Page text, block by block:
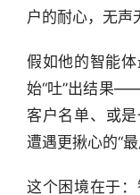
户的耐心，无声
假如他的智能
始“吐”出结果
客户名单、或
遭遇更揪心的“最
这个困境在于